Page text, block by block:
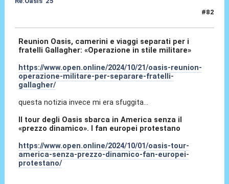
#82
Reunion Oasis, camerini e viaggi separati per i
fratelli Gallagher: «Operazione in stile militare»
https://www.open.online/2024/10/21/oasis-reunion-
operazione-militare-per-separare-fratelli-
gallagher/
questa notizia invece mi era sfuggita...
Il tour degli Oasis sbarca in America senza il
«prezzo dinamico». I fan europei protestano
https://www.open.online/2024/10/01/oasis-tour-
america-senza-prezzo-dinamico-fan-europei-
protestano/